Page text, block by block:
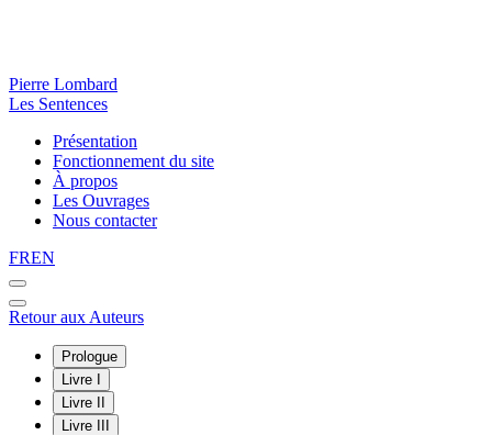
Pierre Lombard
Les Sentences
Présentation
Fonctionnement du site
À propos
Les Ouvrages
Nous contacter
FREN
Retour aux Auteurs
Prologue
Livre I
Livre II
Livre III